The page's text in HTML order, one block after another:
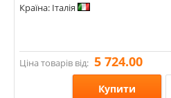
Країна: Італія
Ціна товарів від: 5 724.00
Купити